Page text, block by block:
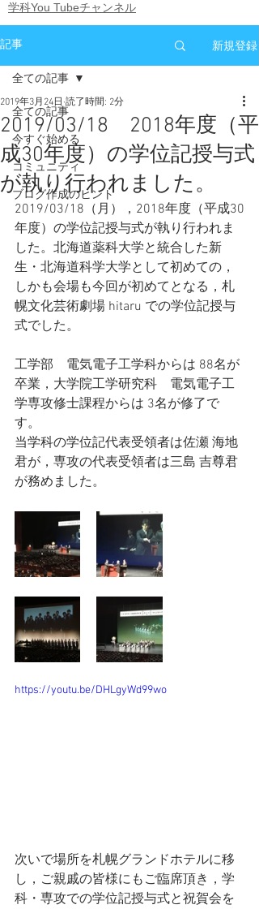
​学科You Tubeチャンネル
記事 新規登録
全ての記事
今すぐ始める
コミュニティ
ブログ作成のヒント
全ての記事
2019/03/18 2018年度（平
成30年度）の学位記授与式
が執り行われました。
2019年3月24日 読了時間: 2分
2019/03/18（月），2018年度（平成30
年度）の学位記授与式が執り行われま
した。北海道薬科大学と統合した新
生・北海道科学大学として初めての，
しかも会場も今回が初めてとなる，札
幌文化芸術劇場 hitaru での学位記授与
式でした。
工学部　電気電子工学科からは 88名が
卒業，大学院工学研究科　電気電子工
学専攻修士課程からは 3名が修了で
す。
当学科の学位記代表受領者は佐瀬 海地
君が，専攻の代表受領者は三島 吉尊君
が務めました。
https://youtu.be/DHLgyWd99wo
次いで場所を札幌グランドホテルに移
し，ご親戚の皆様にもご臨席頂き，学
科・専攻での学位記授与式と祝賀会を